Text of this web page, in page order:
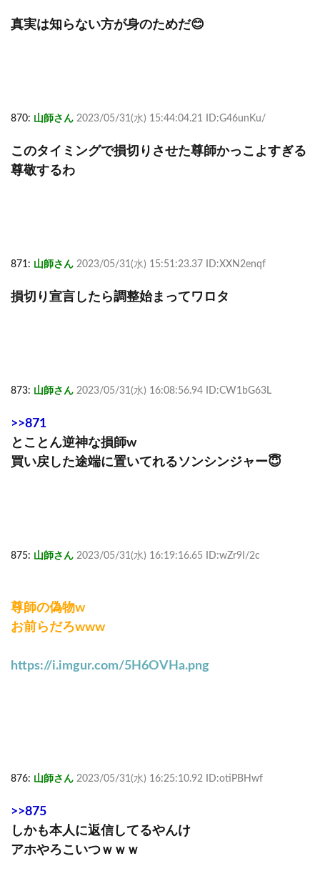
真実は知らない方が身のためだ😊
870: 山師さん 2023/05/31(水) 15:44:04.21 ID:G46unKu/
このタイミングで損切りさせた尊師かっこよすぎる
尊敬するわ
871: 山師さん 2023/05/31(水) 15:51:23.37 ID:XXN2enqf
損切り宣言したら調整始まってワロタ
873: 山師さん 2023/05/31(水) 16:08:56.94 ID:CW1bG63L
>>871
とことん逆神な損師w
買い戻した途端に置いてれるソンシンジャー😇
875: 山師さん 2023/05/31(水) 16:19:16.65 ID:wZr9I/2c
尊師の偽物w
お前らだろwww
https://i.imgur.com/5H6OVHa.png
876: 山師さん 2023/05/31(水) 16:25:10.92 ID:otiPBHwf
>>875
しかも本人に返信してるやんけ
アホやろこいつｗｗｗ